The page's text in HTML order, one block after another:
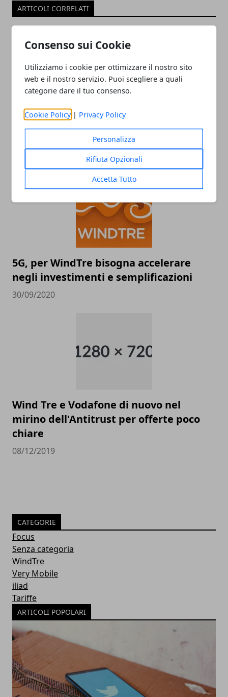
Consenso sui Cookie
Utilizziamo i cookie per ottimizzare il nostro sito
web e il nostro servizio. Puoi scegliere a quali
categorie dare il tuo consenso.
Cookie Policy | Privacy Policy
Personalizza
Rifiuta Opzionali
Accetta Tutto
ARTICOLI CORRELATI
La super fibra WindTre raggiunge anche
Savona: le ultime promozioni in corso
02/10/2020
5G, per WindTre bisogna accelerare
negli investimenti e semplificazioni
30/09/2020
Wind Tre e Vodafone di nuovo nel
mirino dell'Antitrust per offerte poco
chiare
08/12/2019
CATEGORIE
Focus
Senza categoria
WindTre
Very Mobile
iliad
Tariffe
ARTICOLI POPOLARI